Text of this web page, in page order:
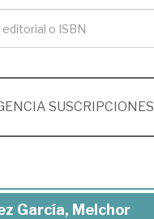
SUSCRIPCIONES
García, Melchor